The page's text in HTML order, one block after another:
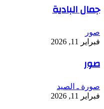
جمال البادية
صور
فبراير 11, 2026
صور
صورة ـ الصيد
فبراير 11, 2026